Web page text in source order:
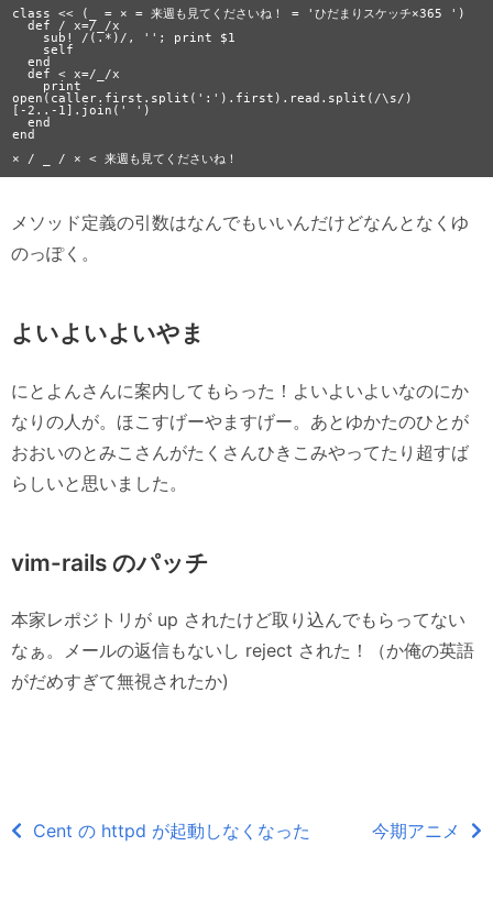
class << (_ = × = 来週も見てくださいね！ = 'ひだまりスケッチ×365 ')
  def / x=/_/x
  end
  def < x=/_/x
open(caller.first.split(':').first).read.split(/\s/)
[-2..-1].join(' ')
  end
end
メソッド定義の引数はなんでもいいんだけどなんとなくゆ
のっぽく。
よいよいよいやま
にとよんさんに案内してもらった！よいよいよいなのにか
なりの人が。ほこすげーやますげー。あとゆかたのひとが
おおいのとみこさんがたくさんひきこみやってたり超すば
らしいと思いました。
vim-rails のパッチ
本家レポジトリが up されたけど取り込んでもらってない
なぁ。メールの返信もないし reject された！（か俺の英語
がだめすぎて無視されたか)
Cent の httpd が起動しなくなった 今期アニメ